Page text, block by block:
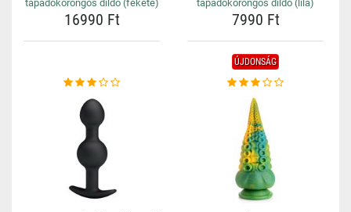
tapadókorongos dildó (fekete)
16990 Ft
tapadókorongos dildó (lila)
7990 Ft
ÚJDONSÁG